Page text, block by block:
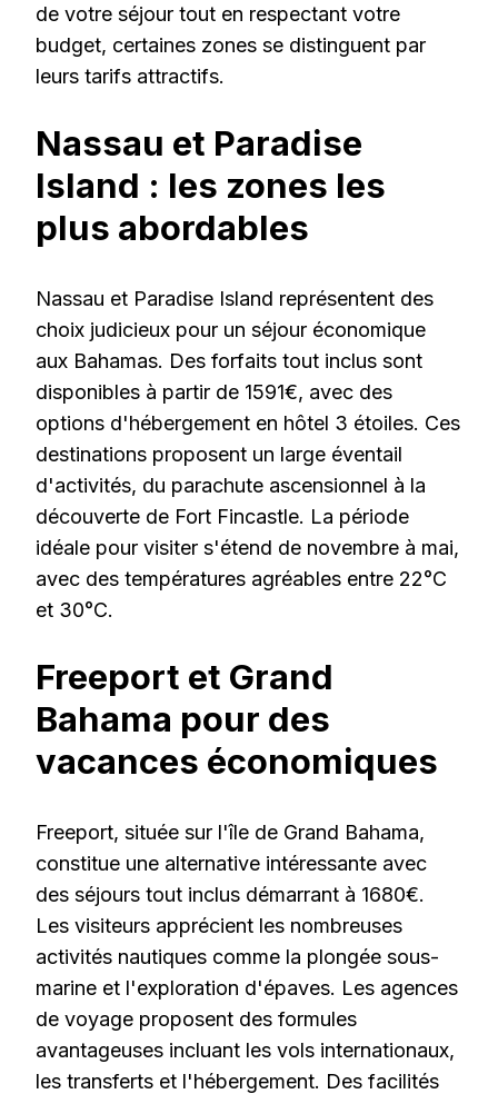
de votre séjour tout en respectant votre
budget, certaines zones se distinguent par
leurs tarifs attractifs.
Nassau et Paradise
Island : les zones les
plus abordables
Nassau et Paradise Island représentent des
choix judicieux pour un séjour économique
aux Bahamas. Des forfaits tout inclus sont
disponibles à partir de 1591€, avec des
options d'hébergement en hôtel 3 étoiles. Ces
destinations proposent un large éventail
d'activités, du parachute ascensionnel à la
découverte de Fort Fincastle. La période
idéale pour visiter s'étend de novembre à mai,
avec des températures agréables entre 22°C
et 30°C.
Freeport et Grand
Bahama pour des
vacances économiques
Freeport, située sur l'île de Grand Bahama,
constitue une alternative intéressante avec
des séjours tout inclus démarrant à 1680€.
Les visiteurs apprécient les nombreuses
activités nautiques comme la plongée sous-
marine et l'exploration d'épaves. Les agences
de voyage proposent des formules
avantageuses incluant les vols internationaux,
les transferts et l'hébergement. Des facilités